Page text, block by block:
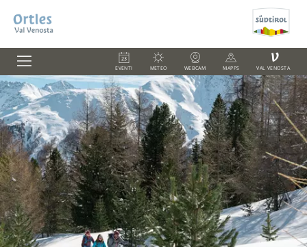
EVENTI METEO WEBCAM MAPPS
V
VAL VENOSTA